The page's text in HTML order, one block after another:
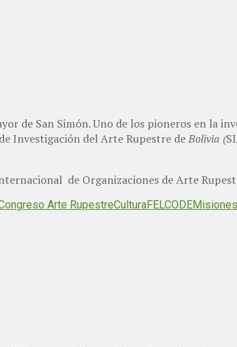
de San Simón. Uno de los pioneros en la
Investigación del Arte Rupestre deBolivia (
de Organizaciones de Arte
Arte RupestreCulturaFELCODE